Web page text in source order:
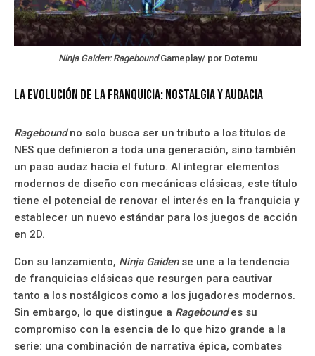
Ninja Gaiden: RageboundGameplay/ por Dotemu
La evolución de la franquicia: Nostalgia y audacia
Rageboundno solo busca ser un tributo a los títulos de
NES que definieron a toda una generación, sino también
un paso audaz hacia el futuro. Al integrar elementos
modernos de diseño con mecánicas clásicas, este título
tiene el potencial de renovar el interés en la franquicia y
establecer un nuevo estándar para los juegos de acción
en 2D.
Con su lanzamiento, Ninja Gaidense une a la tendencia
de franquicias clásicas que resurgen para cautivar
tanto a los nostálgicos como a los jugadores modernos.
Sin embargo, lo que distingue a Rageboundes su
compromiso con la esencia de lo que hizo grande a la
serie: una combinación de narrativa épica, combates